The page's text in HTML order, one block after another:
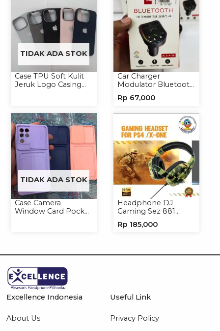
TIDAK ADA STOK
Case TPU Soft Kulit
Jeruk Logo Casing
Car Charger
Modulator Bluetooth
Handphone
Rp 67,000
TIDAK ADA STOK
Case Camera
Window Card Pocket
Headphone DJ
Gaming Sez 881
Headset
Rp 185,000
Excellence Indonesia
About Us
Useful Link
Privacy Policy